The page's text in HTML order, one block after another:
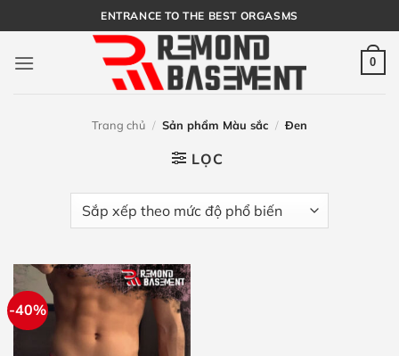
qua
nội
ENTRANCE TO THE BEST ORGASMS
0
Trang chủ / Sản phẩm Màu sắc / Đen
LỌC
-40%